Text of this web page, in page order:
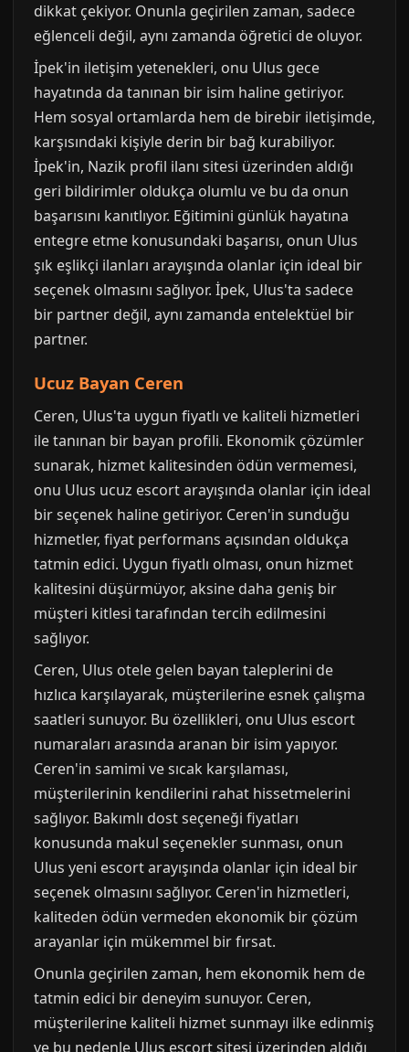
dikkat çekiyor. Onunla geçirilen zaman, sadece
eğlenceli değil, aynı zamanda öğretici de oluyor.
İpek'in iletişim yetenekleri, onu Ulus gece
hayatında da tanınan bir isim haline getiriyor.
Hem sosyal ortamlarda hem de birebir iletişimde,
karşısındaki kişiyle derin bir bağ kurabiliyor.
İpek'in, Nazik profil ilanı sitesi üzerinden aldığı
geri bildirimler oldukça olumlu ve bu da onun
başarısını kanıtlıyor. Eğitimini günlük hayatına
entegre etme konusundaki başarısı, onun Ulus
şık eşlikçi ilanları arayışında olanlar için ideal bir
seçenek olmasını sağlıyor. İpek, Ulus'ta sadece
bir partner değil, aynı zamanda entelektüel bir
partner.
Ucuz Bayan Ceren
Ceren, Ulus'ta uygun fiyatlı ve kaliteli hizmetleri
ile tanınan bir bayan profili. Ekonomik çözümler
sunarak, hizmet kalitesinden ödün vermemesi,
onu Ulus ucuz escort arayışında olanlar için ideal
bir seçenek haline getiriyor. Ceren'in sunduğu
hizmetler, fiyat performans açısından oldukça
tatmin edici. Uygun fiyatlı olması, onun hizmet
kalitesini düşürmüyor, aksine daha geniş bir
müşteri kitlesi tarafından tercih edilmesini
sağlıyor.
Ceren, Ulus otele gelen bayan taleplerini de
hızlıca karşılayarak, müşterilerine esnek çalışma
saatleri sunuyor. Bu özellikleri, onu Ulus escort
numaraları arasında aranan bir isim yapıyor.
Ceren'in samimi ve sıcak karşılaması,
müşterilerinin kendilerini rahat hissetmelerini
sağlıyor. Bakımlı dost seçeneği fiyatları
konusunda makul seçenekler sunması, onun
Ulus yeni escort arayışında olanlar için ideal bir
seçenek olmasını sağlıyor. Ceren'in hizmetleri,
kaliteden ödün vermeden ekonomik bir çözüm
arayanlar için mükemmel bir fırsat.
Onunla geçirilen zaman, hem ekonomik hem de
tatmin edici bir deneyim sunuyor. Ceren,
müşterilerine kaliteli hizmet sunmayı ilke edinmiş
ve bu nedenle Ulus escort sitesi üzerinden aldığı